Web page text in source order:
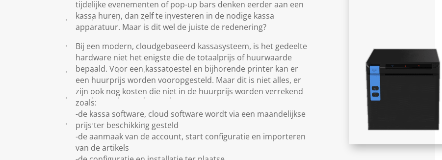
tijdelijke evenementen of pop-up bars denken eerder aan een
kassa huren, dan zelf te investeren in de nodige kassa
apparatuur. Maar is dit wel de juiste de redenering?
Bij een modern, cloudgebaseerd kassasysteem, is het gedeelte
hardware niet het enigste die de totaalprijs of huurwaarde
bepaald. Voor een kassatoestel en bijhorende printer kan er
een huurprijs worden vooropgesteld. Maar dit is niet alles, er
zijn ook nog kosten die niet in de huurprijs worden verrekend
zoals:
-de kassa software, cloud software wordt via een maandelijkse
prijs ter beschikking gesteld
-de aanmaak van de account, start configuratie en importeren
van de artikels